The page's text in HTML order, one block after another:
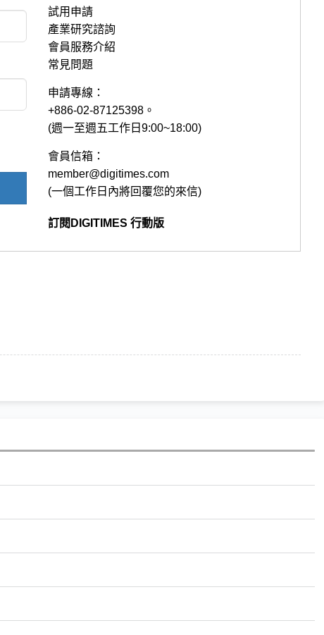
試用申請
產業研究諮詢
會員服務介紹
常見問題
申請專線：
+886-02-87125398。
(週一至週五工作日9:00~18:00)
會員信箱：
member@digitimes.com
(一個工作日內將回覆您的來信)
訂閱DIGITIMES 行動版